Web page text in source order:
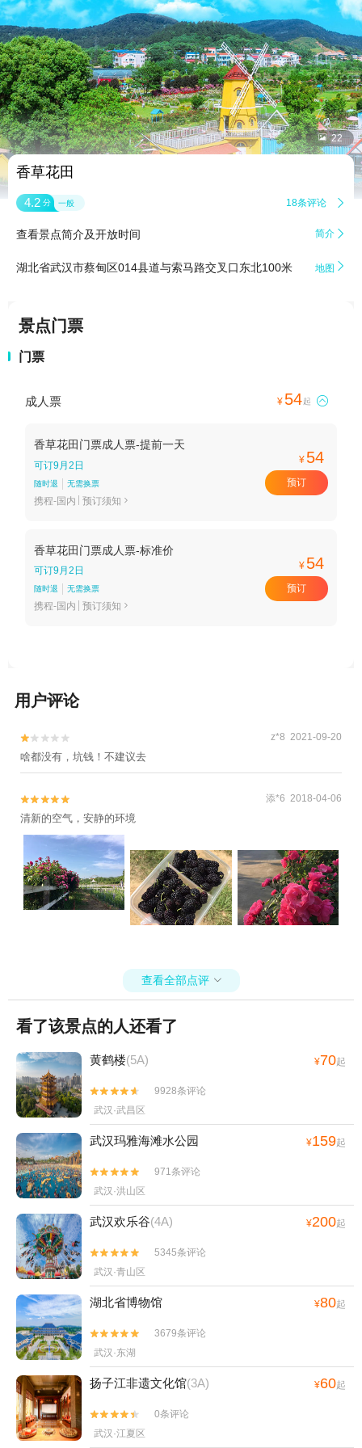
 22
香草花田
4.2 分 一般 18条评论 
查看景点简介及开放时间 简介 
湖北省武汉市蔡甸区014县道与索马路交叉口东北100米 地图 
景点门票
门票
成人票 ¥ 54起 
香草花田门票成人票-提前一天
可订9月2日
随时退 无需换票
携程-国内 预订须知 
¥ 54
预订
香草花田门票成人票-标准价
可订9月2日
随时退 无需换票
携程-国内 预订须知 
¥ 54
预订
用户评论

 z*8 2021-09-20
啥都没有，坑钱！不建议去

 添*6 2018-04-06
清新的空气，安静的环境
查看全部点评 
看了该景点的人还看了
黄鹤楼(5A) ¥70起


9928条评论
武汉·武昌区
武汉玛雅海滩水公园 ¥159起


971条评论
武汉·洪山区
武汉欢乐谷(4A) ¥200起


5345条评论
武汉·青山区
湖北省博物馆 ¥80起


3679条评论
武汉·东湖
扬子江非遗文化馆(3A) ¥60起


0条评论
武汉·江夏区
